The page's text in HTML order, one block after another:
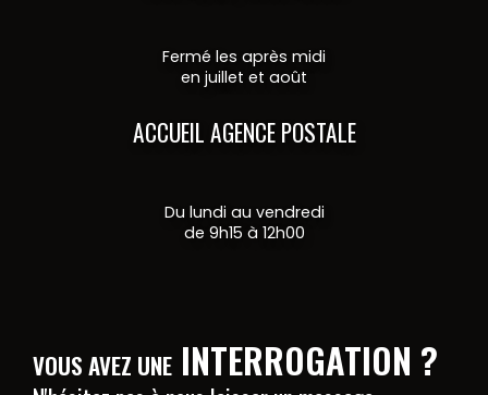
Fermé les après midi
en juillet et août
ACCUEIL AGENCE POSTALE
Du lundi au vendredi
de 9h15 à 12h00
VOUS AVEZ UNE INTERROGATION ?